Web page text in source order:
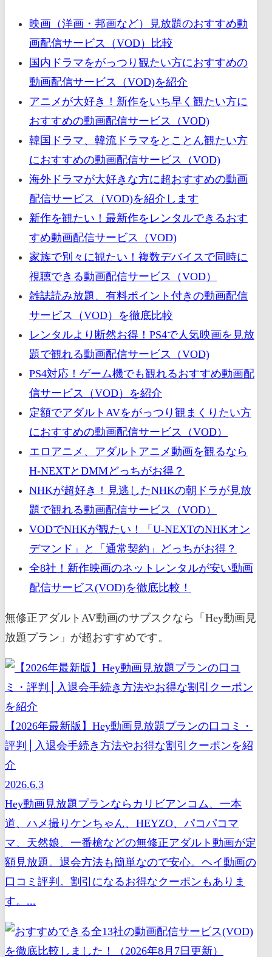
映画（洋画・邦画など）見放題のおすすめ動
画配信サービス（VOD）比較
国内ドラマをがっつり観たい方におすすめの
動画配信サービス（VOD)を紹介
アニメが大好き！新作をいち早く観たい方に
おすすめの動画配信サービス（VOD)
韓国ドラマ、韓流ドラマをとことん観たい方
におすすめの動画配信サービス（VOD)
海外ドラマが大好きな方に超おすすめの動画
配信サービス（VOD)を紹介します
新作を観たい！最新作をレンタルできるおす
すめ動画配信サービス（VOD)
家族で別々に観たい！複数デバイスで同時に
視聴できる動画配信サービス（VOD）
雑誌読み放題、有料ポイント付きの動画配信
サービス（VOD）を徹底比較
レンタルより断然お得！PS4で人気映画を見放
題で観れる動画配信サービス（VOD)
PS4対応！ゲーム機でも観れるおすすめ動画配
信サービス（VOD）を紹介
定額でアダルトAVをがっつり観まくりたい方
におすすめの動画配信サービス（VOD）
エロアニメ、アダルトアニメ動画を観るなら
H-NEXTとDMMどっちがお得？
NHKが超好き！見逃したNHKの朝ドラが見放
題で観れる動画配信サービス（VOD）
VODでNHKが観たい！「U-NEXTのNHKオン
デマンド」と「通常契約」どっちがお得？
全8社！新作映画のネットレンタルが安い動画
配信サービス(VOD)を徹底比較！
無修正アダルトAV動画のサブスクなら「Hey動画見
放題プラン」が超おすすめです。
【2026年最新版】Hey動画見放題プランの口コミ・
評判│入退会手続き方法やお得な割引クーポンを紹
介
2026.6.3
Hey動画見放題プランならカリビアンコム、一本
道、ハメ撮りケンちゃん、HEYZO、パコパコマ
マ、天然娘、一番槍などの無修正アダルト動画が定
額見放題。退会方法も簡単なので安心。ヘイ動画の
口コミ評判。割引になるお得なクーポンもありま
す。...